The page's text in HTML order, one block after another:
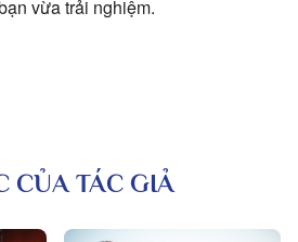
vừa trải nghiệm.
CỦA TÁC GIẢ